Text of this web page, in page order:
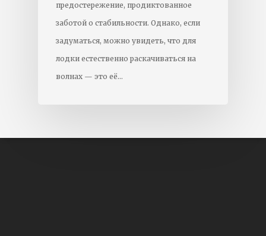
предостережение, продиктованное
заботой о стабильности. Однако, если
задуматься, можно увидеть, что для
лодки естественно раскачиваться на
волнах — это её…